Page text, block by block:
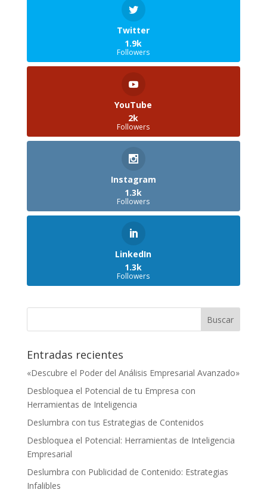
Twitter
1.9k
Followers
YouTube
2k
Followers
Instagram
1.3k
Followers
LinkedIn
1.3k
Followers
Entradas recientes
«Descubre el Poder del Análisis Empresarial Avanzado»
Desbloquea el Potencial de tu Empresa con
Herramientas de Inteligencia
Deslumbra con tus Estrategias de Contenidos
Desbloquea el Potencial: Herramientas de Inteligencia
Empresarial
Deslumbra con Publicidad de Contenido: Estrategias
Infalibles